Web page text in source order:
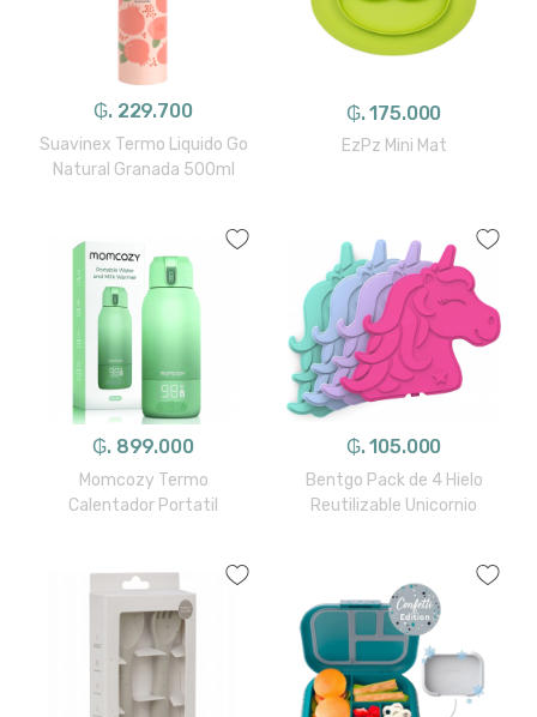
₲. 229.700
Suavinex Termo Liquido Go
Natural Granada 500ml
₲. 175.000
EzPz Mini Mat
₲. 899.000
Momcozy Termo
Calentador Portatil
₲. 105.000
Bentgo Pack de 4 Hielo
Reutilizable Unicornio